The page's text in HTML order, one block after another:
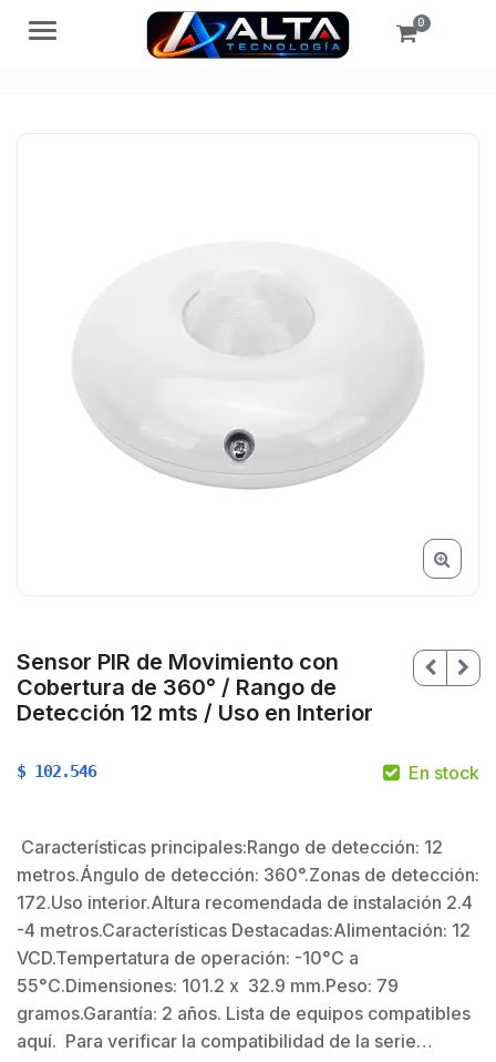
Menú 0
Sensor PIR de Movimiento con
Cobertura de 360° / Rango de
Detección 12 mts / Uso en Interior
$
$ 102.546 En stock
Características principales:Rango de detección: 12
metros.Ángulo de detección: 360°.Zonas de detección:
172.Uso interior.Altura recomendada de instalación 2.4
-4 metros.Características Destacadas:Alimentación: 12
VCD.Tempertatura de operación: -10°C a
55°C.Dimensiones: 101.2 x 32.9 mm.Peso: 79
gramos.Garantía: 2 años. Lista de equipos compatibles
aquí. Para verificar la compatibilidad de la serie…